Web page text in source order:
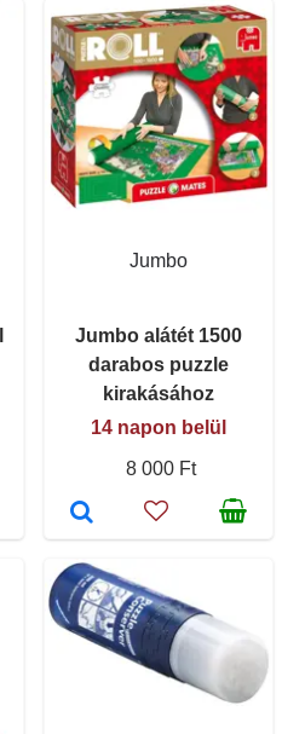
Jumbo
Jumbo alátét 1500
darabos puzzle
kirakásához
14 napon belül
8 000 Ft